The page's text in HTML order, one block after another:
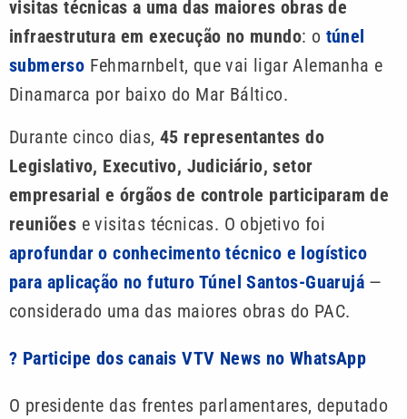
visitas técnicas a uma das maiores obras de
infraestrutura em execução no mundo: o túnel
submerso Fehmarnbelt, que vai ligar Alemanha e
Dinamarca por baixo do Mar Báltico.
Durante cinco dias, 45 representantes do
Legislativo, Executivo, Judiciário, setor
empresarial e órgãos de controle participaram de
reuniões e visitas técnicas. O objetivo foi
aprofundar o conhecimento técnico e logístico
para aplicação no futuro Túnel Santos-Guarujá —
considerado uma das maiores obras do PAC.
? Participe dos canais VTV News no WhatsApp
O presidente das frentes parlamentares, deputado